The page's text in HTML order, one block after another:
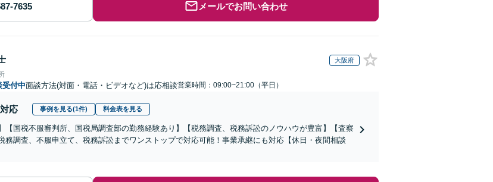
メールでお問い合わせ
大阪府
受付中面談方法(対面・電話・ビデオなど)は応相談営業時間：09:00~21:00（平日）
応 事例を見る(1件) 料金表を見る
【国税不服審判所、国税局調査部の勤務経験あり】【税務調査、税務訴訟のノウハウが豊富】【査察
務調査、不服申立て、税務訴訟までワンストップで対応可能！事業承継にも対応【休日・夜間相談